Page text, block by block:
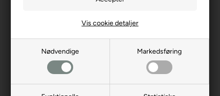
Nødvendige Markedsføring
Vis cookie detaljer